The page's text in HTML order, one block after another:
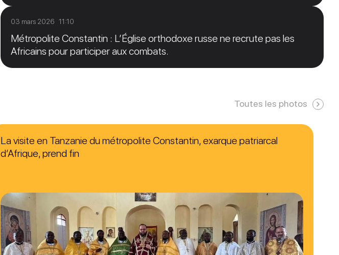
03 mars 2026 11:10
Métropolite Constantin : L’Église orthodoxe russe ne recrute pas les
Africains pour participer aux combats.
Toutes les photos
La visite en Tanzanie du métropolite Constantin, exarque patriarcal
d’Afrique, prend fin